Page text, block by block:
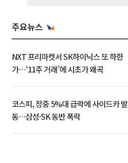
주요뉴스
NXT 프리마켓서 SK하이닉스 또 하한
가⋯‘11주 거래’에 시초가 왜곡
코스피, 장중 5%대 급락에 사이드카 발
동…삼성·SK 동반 폭락